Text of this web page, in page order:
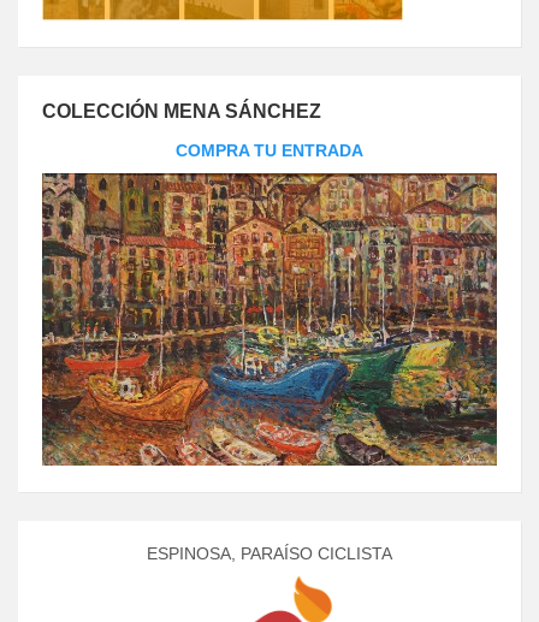
COLECCIÓN MENA SÁNCHEZ
COMPRA TU ENTRADA
ESPINOSA, PARAÍSO CICLISTA